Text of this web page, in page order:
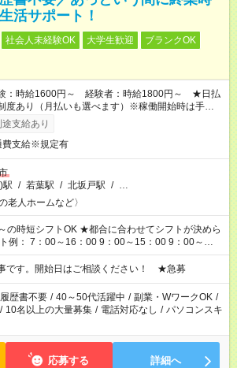
活サポート！
社会人未経験OK 大学生歓迎
ブランクOK
：時給1600円～ 経験者：時給1800円～ ★日払
度あり（月払いも選べます）※稼働開始時は手続き
支払いとなります。
支給あり
費支給※規定有
駅 / 若葉駅 / 北坂戸駅 / …
老人ホームなど〉
OK ★都合に合わせてシフトが決めら
例： 7：00～16：00 9：00～15：00 9：00～
ど ※Wワークの場合、他のお仕事と
間超の就業はご案内できません ※法令に基づき、
い派遣の原則禁止）により、短時間・短期間の就
難しい場合があります
です。開始日はご相談ください！ ★急募
履歴書不要 / 40～50代活躍中 / 副業・WワークOK /
/ 10名以上の大量募集 / 電話対応なし / パソコンスキ
応募する 詳細へ